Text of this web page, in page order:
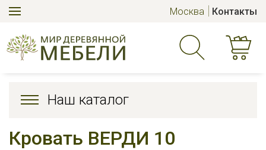
Москва Контакты
Наш каталог
Кровать ВЕРДИ 10